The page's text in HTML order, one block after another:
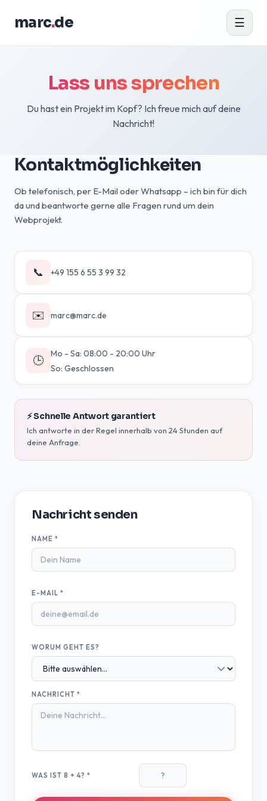
marc.de ☰
Lass uns sprechen
Du hast ein Projekt im Kopf? Ich freue mich auf deine
Nachricht!
Kontaktmöglichkeiten
Ob telefonisch, per E-Mail oder Whatsapp – ich bin für dich
da und beantworte gerne alle Fragen rund um dein
Webprojekt.
📞 +49 155 6 55 3 99 32
✉️ marc@marc.de
🕒
Mo - Sa: 08:00 - 20:00 Uhr
So: Geschlossen
⚡ Schnelle Antwort garantiert
Ich antworte in der Regel innerhalb von 24 Stunden auf
deine Anfrage.
Nachricht senden
NAME *
E-MAIL *
WORUM GEHT ES?
NACHRICHT *
WAS IST 8 + 4? *